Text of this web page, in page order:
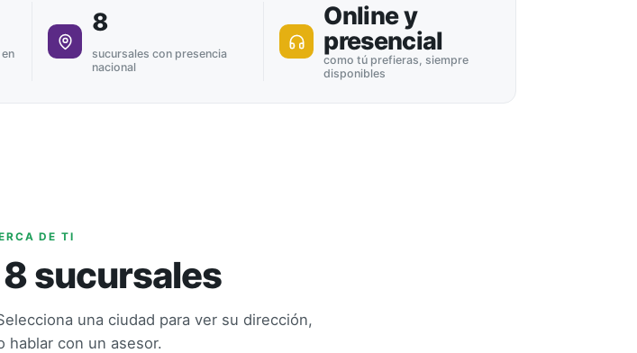
8
sucursales con presencia
nacional
Online y
presencial
como tú prefieras, siempre
disponibles
DE TI
sucursales
una ciudad para ver su dirección,
hablar con un asesor.